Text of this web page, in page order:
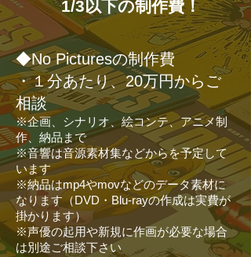
1/3以下の制作費！
◆No Picturesの制作費
・１分あたり、20万円からご
相談
※企画、シナリオ、絵コンテ、アニメ制
作、納品まで
※音響は音源素材集などからを予定して
います
※納品はmp4やmovなどのデータ素材に
なります（DVD・Blu-rayの作成は実費が
掛かります）
※声優の起用や新規に作画が必要な場合
は別途ご相談下さい